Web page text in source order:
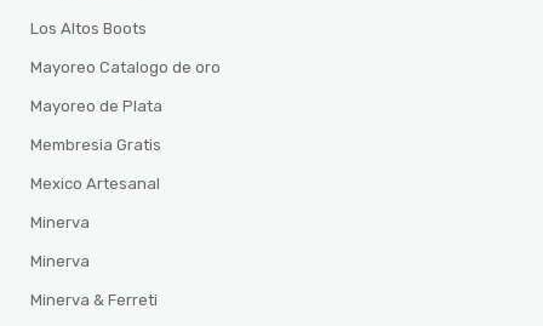
Los Altos Boots
Mayoreo Catalogo de oro
Mayoreo de Plata
Membresia Gratis
Mexico Artesanal
Minerva
Minerva
Minerva & Ferreti